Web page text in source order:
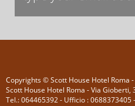
Copyrights © Scott House Hotel Roma
Scott House Hotel Roma - Via Gioberti,
Tel.: 064465392 - Ufficio : 0688373405